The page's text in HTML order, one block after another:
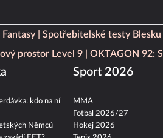
Spotřebitelské testy Blesku
prostor Level 9 OKTAGON 92:
kdo na ní
Němců
Sport 2026
MMA
Fotbal 2026/27
Hokej 2026